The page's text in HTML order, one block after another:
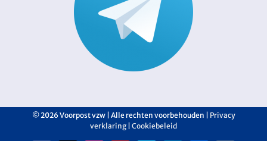
©2026 Voorpost vzw | Alle rechten voorbehouden | Privacy
verklaring Cookiebeleid